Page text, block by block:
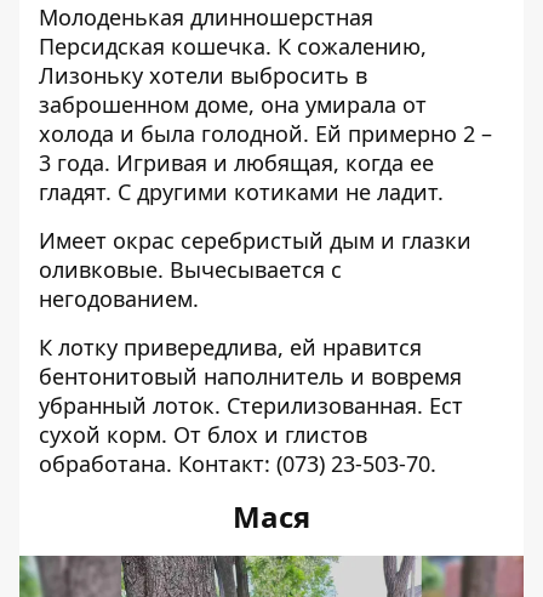
Молоденькая длинношерстная
Персидская кошечка. К сожалению,
Лизоньку хотели выбросить в
заброшенном доме, она умирала от
холода и была голодной. Ей примерно 2 –
3 года. Игривая и любящая, когда ее
гладят. С другими котиками не ладит.
Имеет окрас серебристый дым и глазки
оливковые. Вычесывается с
негодованием.
К лотку привередлива, ей нравится
бентонитовый наполнитель и вовремя
убранный лоток. Стерилизованная. Ест
сухой корм. От блох и глистов
обработана. Контакт: (073) 23-503-70.
Мася